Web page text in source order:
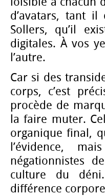
d’avatars, tant
Sollers, qu’il
digitales. À vos
l’autre.
Car si des
corps, c’est
procède de
la faire muter.
organique final,
l’évidence,
négationnistes
culture du
différence